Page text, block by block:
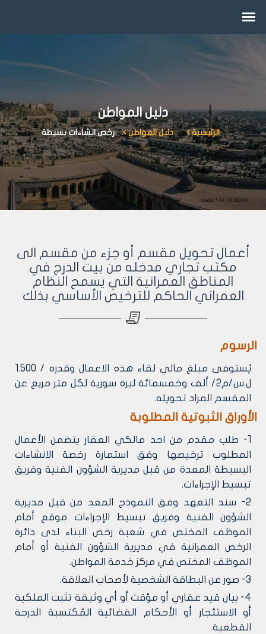
دليل المواطن
الرئيسية دليل المواطن رخص انشاءات بسيطة
أعمال تحويل مقسم أو جزء من مقسم الى
مكتب تجاري مدخله من بيت الدرج في
المناطق العمرانية التي يسمح النظام
العمراني الحاكم للترخيص الأساسي بذلك
الرسوم
‌يُستوفى مبلغ مالي لقاء هذه الاعمال وقدره / 1.500
ل.س/م2/ ألف وخمسمائة ليرة سورية لكل متر مربع عن
المقسم المراد تحويله.
الأوراق الثبوتية المطلوبة
1- طلب مقدم من احد مالكي العقار يتضمن الأعمال
المطلوب ترخيصها وفق استمارة رخصة الانشاءات
البسيطة المعدة من قبل مديرية الشؤون الفنية وفريق
تبسيط الإجراءات.
2- سند التعهد وفق النموذج المعد من قبل مديرية
الشؤون الفنية وفريق تبسيط الإجراءات موقع أمام
الموظف المختص في شعبة رخص البناء لدى دائرة
الرخص العمرانية في مديرية الشؤون الفنية أو أمام
الموظف المختص في مركز خدمة المواطن.
3- صور عن البطاقة الشخصية لأصحاب العلاقة.
4- بيان قيد عقاري أو مؤقت أو أي وثيقة تثبت الملكية
أو الاستئجار أو الأحكام القضائية المُكتسبة الدرجة
القطعية.